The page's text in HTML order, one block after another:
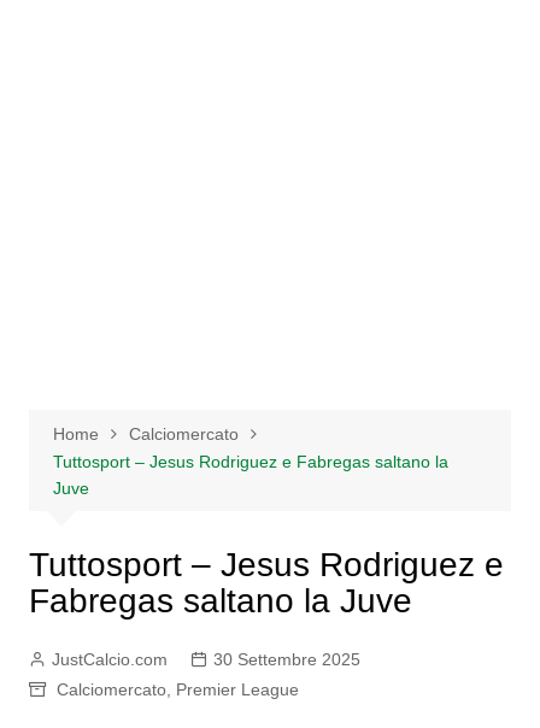
Home
Calciomercato
Tuttosport – Jesus Rodriguez e Fabregas saltano la
Juve
Tuttosport – Jesus Rodriguez e
Fabregas saltano la Juve
JustCalcio.com
30 Settembre 2025
Calciomercato, Premier League